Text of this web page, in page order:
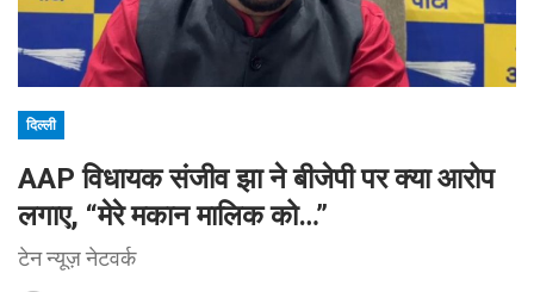
दिल्ली
AAP विधायक संजीव झा ने बीजेपी पर क्या आरोप
लगाए, “मेरे मकान मालिक को…”
टेन न्यूज़ नेटवर्क